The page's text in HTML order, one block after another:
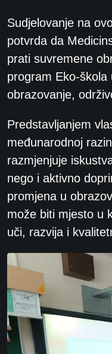
Sudjelovanje na
potvrda da
prati suvremene
program Eko-škola
obrazovanje,
Predstavljanjem
međunarodnoj
razmjenjuje
nego i aktivno
promjena u
može biti mjesto u
uči, razvija i